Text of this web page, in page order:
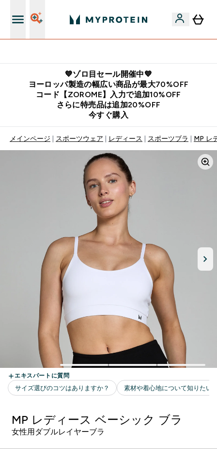
💙ゾロ目セール開催中💙
ヨーロッパ製造の幅広い商品が最大70%OFF
コード【ZOROME】入力で追加10%OFF
さらに特売品は追加20%OFF
今すぐ購入
メインページ スポーツウェア レディース スポーツブラ MP レ
MP レディース ベーシック ブラ
女性用ダブルレイヤーブラ